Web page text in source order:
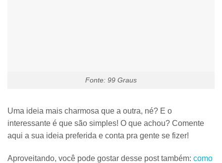
Fonte: 99 Graus
Uma ideia mais charmosa que a outra, né? E o
interessante é que são simples! O que achou? Comente
aqui a sua ideia preferida e conta pra gente se fizer!
Aproveitando, você pode gostar desse post também: como